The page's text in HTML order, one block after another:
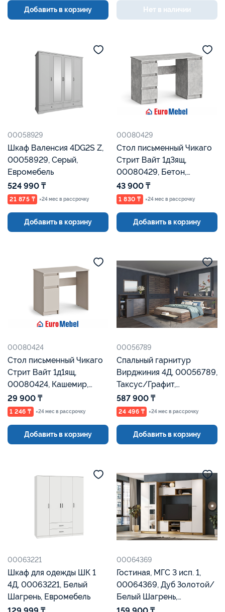
Добавить в корзину Нет в наличии
00058929
Шкаф Валенсия 4DG2S Z,
00058929, Серый,
Евромебель
524 990 ₸
21 875 ₸ ×24 мес в рассрочку
Добавить в корзину
00080429
Стол письменный Чикаго
Стрит Вайт 1д3ящ,
00080429, Бетон,
Евромебель
43 900 ₸
1 830 ₸ ×24 мес в рассрочку
Добавить в корзину
00080424
Стол письменный Чикаго
Стрит Вайт 1д1ящ,
00080424, Кашемир,
Евромебель
29 900 ₸
1 246 ₸ ×24 мес в рассрочку
Добавить в корзину
00056789
Спальный гарнитур
Вирджиния 4Д, 00056789,
Таксус/Графит,
Евромебель
587 900 ₸
24 496 ₸ ×24 мес в рассрочку
Добавить в корзину
00063221
Шкаф для одежды ШК 1
4Д, 00063221, Белый
Шагрень, Евромебель
00064369
Гостиная, МГС 3 исп. 1,
00064369, Дуб Золотой/
Белый Шагрень,
Евромебель